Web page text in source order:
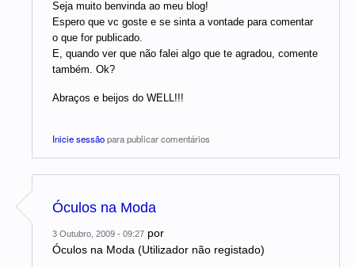
Seja muito benvinda ao meu blog!
Espero que vc goste e se sinta a vontade para comentar
o que for publicado.
E, quando ver que não falei algo que te agradou, comente
também. Ok?
Abraços e beijos do WELL!!!
Inicie sessãopara publicar comentários
Óculos na Moda
3 Outubro, 2009 - 09:27 por
Óculos na Moda (Utilizador não registado)